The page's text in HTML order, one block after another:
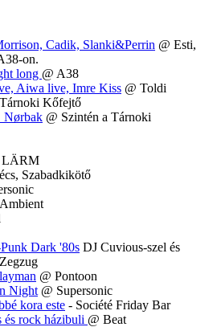
Cadik, Slanki&Perrin @ Esti,
on.
long @ A38
Aiwa live, Imre Kiss @ Toldi
Kőfejtő
@ Szintén a Tárnoki
Szabadkikötő
Dark '80s DJ Cuvious-szel és
@ Pontoon
Night @ Supersonic
kora este - Société Friday Bar
és rock házibuli @ Beat